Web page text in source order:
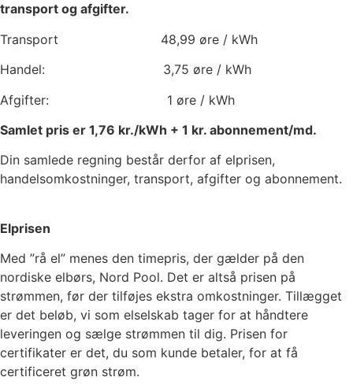
transport og afgifter.
Transport 48,99 øre / kWh
Handel: 3,75 øre / kWh
Afgifter: 1 øre / kWh
Samlet pris er 1,76 kr./kWh + 1 kr. abonnement/md.
Din samlede regning består derfor af elprisen,
handelsomkostninger, transport, afgifter og abonnement.
Elprisen
Med ”rå el” menes den timepris, der gælder på den
nordiske elbørs, Nord Pool. Det er altså prisen på
strømmen, før der tilføjes ekstra omkostninger. Tillægget
er det beløb, vi som elselskab tager for at håndtere
leveringen og sælge strømmen til dig. Prisen for
certifikater er det, du som kunde betaler, for at få
certificeret grøn strøm.